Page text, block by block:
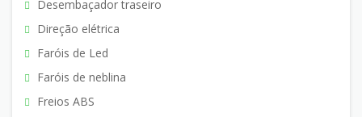
Desembaçador traseiro
Direção elétrica
Faróis de Led
Faróis de neblina
Freios ABS